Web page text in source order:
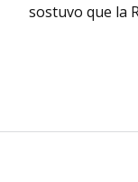
sostuvo que la